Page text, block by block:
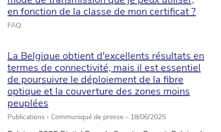
en fonction de la classe de mon certificat ?
FAQ
La Belgique obtient d'excellents résultats en
termes de connectivité, mais il est essentiel
de poursuivre le déploiement de la fibre
optique et la couverture des zones moins
peuplées
Publications › Communiqué de presse - 18/06/2025